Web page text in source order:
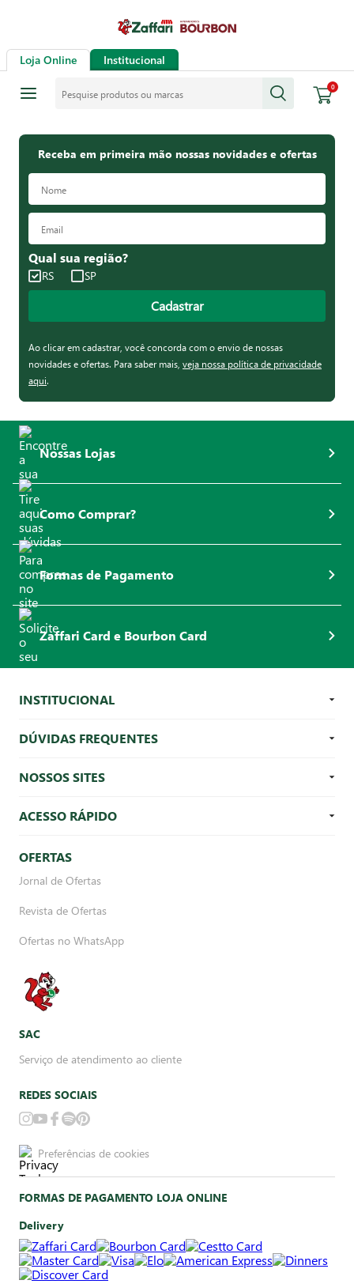
Loja Online Institucional
0
Receba em primeira mão nossas novidades e ofertas
Qual sua região?
RS SP
Cadastrar
Ao clicar em cadastrar, você concorda com o envio de nossas
novidades e ofertas. Para saber mais, veja nossa política de privacidade
aqui.
Nossas Lojas
Como Comprar?
Formas de Pagamento
Zaffari Card e Bourbon Card
INSTITUCIONAL
DÚVIDAS FREQUENTES
NOSSOS SITES
ACESSO RÁPIDO
OFERTAS
Jornal de Ofertas
Revista de Ofertas
Ofertas no WhatsApp
SAC
Serviço de atendimento ao cliente
REDES SOCIAIS
Preferências de cookies
FORMAS DE PAGAMENTO LOJA ONLINE
Delivery